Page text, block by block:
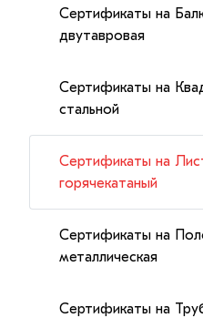
Сертификаты на
двутавровая
Сертификаты на
стальной
Сертификаты на
горячекатаный
Сертификаты на
металлическая
Сертификаты на